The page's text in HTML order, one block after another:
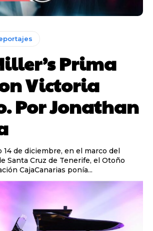
Prima
Victoria
Por Jonathan
14 de diciembre, en el marco del
Santa Cruz de Tenerife, el Otoño
CajaCanarias ponía...